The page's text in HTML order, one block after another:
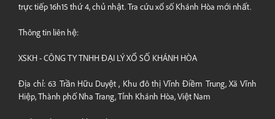
trực tiếp 16h15 thứ 4, chủ nhật. Tra cứu xổ số Khánh Hòa mới nhất.
Thông tin liên hệ:
XSKH - CÔNG TY TNHH ĐẠI LÝ XỔ SỐ KHÁNH HÒA
Địa chỉ: 63 Trần Hữu Duyệt , Khu đô thị Vĩnh Điềm Trung, Xã Vĩnh
Hiệp, Thành phố Nha Trang, Tỉnh Khánh Hòa, Việt Nam